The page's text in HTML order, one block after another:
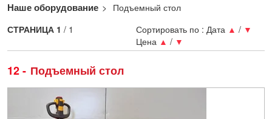
Наше оборудование Подъемный стол
12 Подъемный стол
Сортировать по : Дата ▲ / ▼
Цена ▲ / ▼
СТРАНИЦА 1 / 1